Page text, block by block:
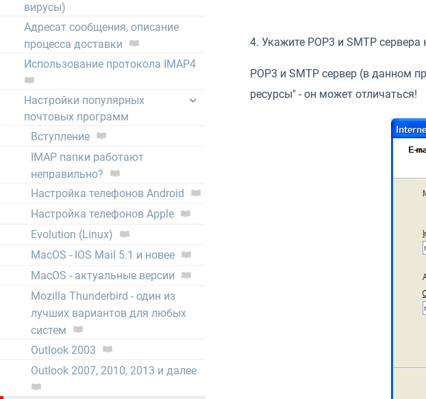
вирусы)
Адресат сообщения, описание
процесса доставки
Использование протокола IMAP4
Настройки популярных
почтовых программ
Вступление
IMAP папки работают
неправильно?
Настройка телефонов Android
Настройка телефонов Apple
Evolution (Linux)
MacOS - IOS Mail 5.1 и новее
MacOS - актуальные версии
Mozilla Thunderbird - один из
лучших вариантов для любых
систем
Outlook 2003
Outlook 2007, 2010, 2013 и далее
4. Укажите POP3 и SMTP сервера
POP3 и SMTP сервер (в данном
ресурсы" - он может отличаться!